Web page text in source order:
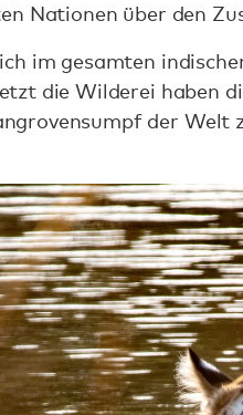
Nationen über den
im gesamten
die Wilderei haben
der Welt